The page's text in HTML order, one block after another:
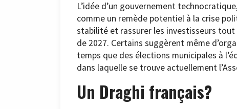
L’idée d’un gouvernement
comme un remède potentiel à la crise
stabilité et rassurer les investisseurs tout
de 2027. Certains suggèrent même
temps que des élections municipales à
dans laquelle se trouve actuellement
Un Draghi français?